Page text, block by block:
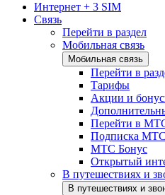
Интернет + 3 SIM
Связь
Перейти в раздел
Мобильная связь
Мобильная связь
Перейти в
Тарифы
Акции и
Перейти в
Подписка
МТС Бонус
Открытый
В путешествиях и
В путешествиях и